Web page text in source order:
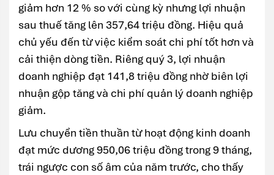
giảm hơn 12 % so với cùng kỳ nhưng lợi nhuận
sau thuế tăng lên 357,64 triệu đồng. Hiệu quả
chủ yếu đến từ việc kiểm soát chi phí tốt hơn và
cải thiện dòng tiền. Riêng quý 3, lợi nhuận
doanh nghiệp đạt 141,8 triệu đồng nhờ biên lợi
nhuận gộp tăng và chi phí quản lý doanh nghiệp
giảm.
Lưu chuyển tiền thuần từ hoạt động kinh doanh
đạt mức dương 950,06 triệu đồng trong 9 tháng,
trái ngược con số âm của năm trước, cho thấy